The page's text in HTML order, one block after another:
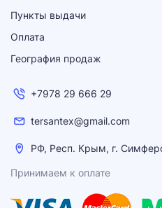
Пункты выдачи
Оплата
География продаж
+7978 29 666 29
tersantex@gmail.com
РФ, Респ. Крым, г.
Принимаем к оплате